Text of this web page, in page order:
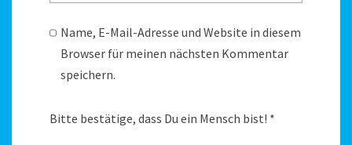
Name, E-Mail-Adresse und Website in diesem
Browser für meinen nächsten Kommentar
speichern.
Bitte bestätige, dass Du ein Mensch bist! *